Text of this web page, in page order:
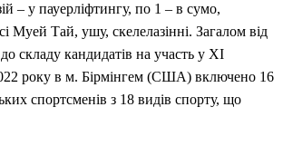
– у пауерліфтингу, по 1 – в сумо,
Муей Тай, ушу, скелелазінні. Загалом від
складу кандидатів на участь у ХІ
року в м. Бірмінгем (США) включено 16
спортсменів з 18 видів спорту, що